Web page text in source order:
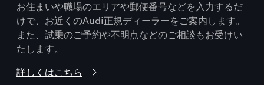
お住まいや職場のエリアや郵便番号などを入力するだ
けで、お近くのAudi正規ディーラーをご案内します。
また、試乗のご予約や不明点などのご相談もお受けい
たします。
詳しくはこちら